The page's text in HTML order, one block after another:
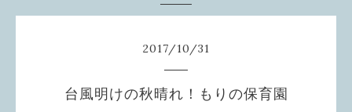
2017/10/31
台風明けの秋晴れ！もりの保育園